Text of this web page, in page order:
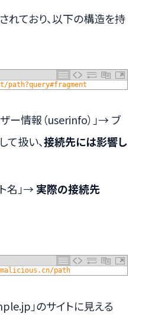
れており、以下の構造を持
path?query#fragment
ー情報（userinfo）」→ ブ
て扱い、接続先には影響し
名」→ 実際の接続先
path
」のサイトに見える